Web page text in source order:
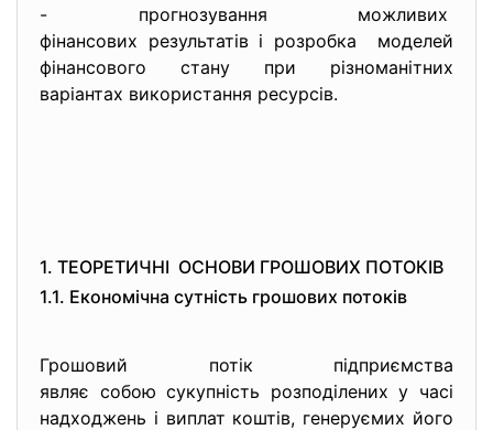
- прогнозування можливих
фінансових результатів і розробка моделей
фінансового стану при різноманітних
варіантах використання ресурсів.
1. ТЕОРЕТИЧНІ ОСНОВИ ГРОШОВИХ ПОТОКІВ
1.1. Економічна сутність грошових потоків
Грошовий потік підприємства
являє собою сукупність розподілених у часі
надходжень і виплат коштів, генеруємих його